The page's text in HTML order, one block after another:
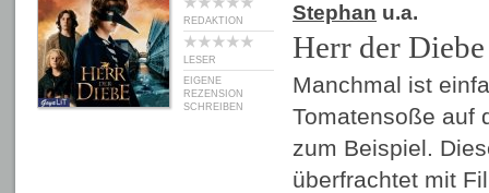
REDAKTION
LESER
EIGENE
REZENSION
SCHREIBEN
Stephan u.a.
Herr der Diebe
Manchmal ist
Tomatensoße auf
zum Beispiel.
überfrachtet mit